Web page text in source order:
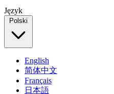
Język
Polski
English
简体中文
Français
日本語